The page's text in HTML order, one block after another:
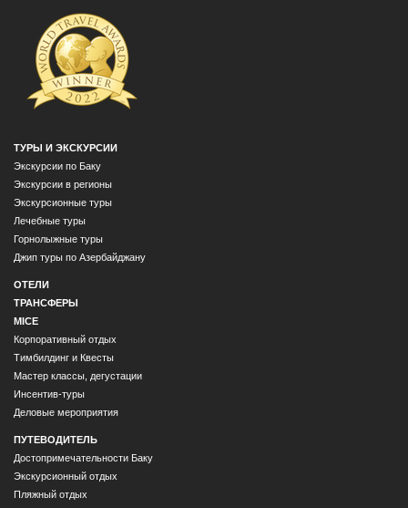
ТУРЫ И ЭКСКУРСИИ
Экскурсии по Баку
Экскурсии в регионы
Экскурсионные туры
Лечебные туры
Горнолыжные туры
Джип туры по Азербайджану
ОТЕЛИ
ТРАНСФЕРЫ
MICE
Корпоративный отдых
Тимбилдинг и Квесты
Мастер классы, дегустации
Инсентив-туры
Деловые мероприятия
ПУТЕВОДИТЕЛЬ
Достопримечательности Баку
Экскурсионный отдых
Пляжный отдых